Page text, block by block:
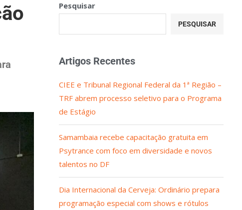
Pesquisar
PESQUISAR
Artigos Recentes
CIEE e Tribunal Regional Federal da 1ª Região –
TRF abrem processo seletivo para o Programa
de Estágio
Samambaia recebe capacitação gratuita em
Psytrance com foco em diversidade e novos
talentos no DF
Dia Internacional da Cerveja: Ordinário prepara
programação especial com shows e rótulos